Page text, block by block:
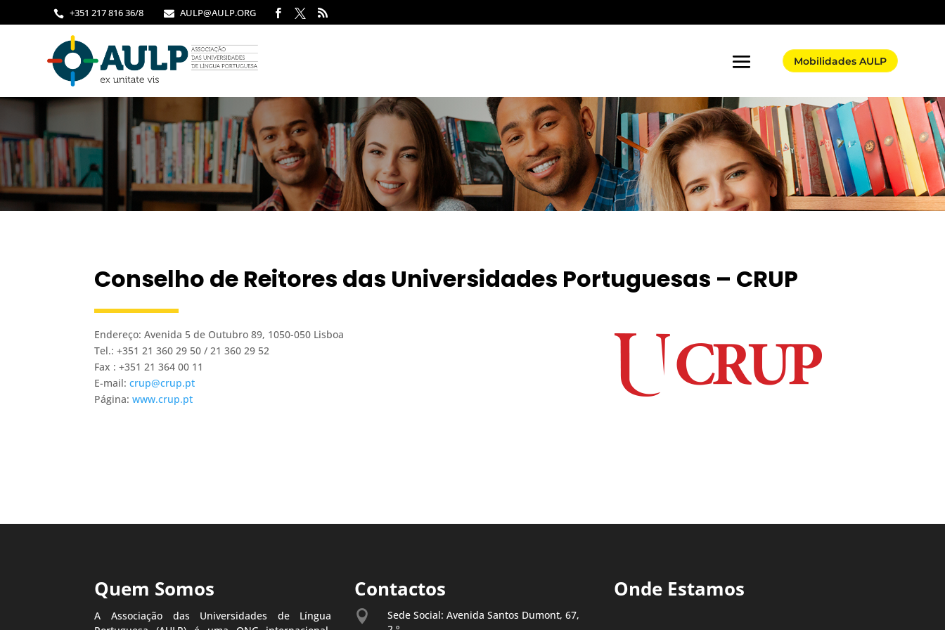
 +351 217 816 36/8  AULP@AULP.ORG   
Mobilidades AULP
Conselho de Reitores das Universidades Portuguesas – CRUP
Endereço: Avenida 5 de Outubro 89, 1050-050 Lisboa
Tel.: +351 21 360 29 50 / 21 360 29 52
Fax : +351 21 364 00 11
E-mail:crup@crup.pt
Página:www.crup.pt
Quem Somos
A Associação das Universidades de Língua
Contactos

Sede Social: Avenida Santos Dumont, 67,
Onde Estamos